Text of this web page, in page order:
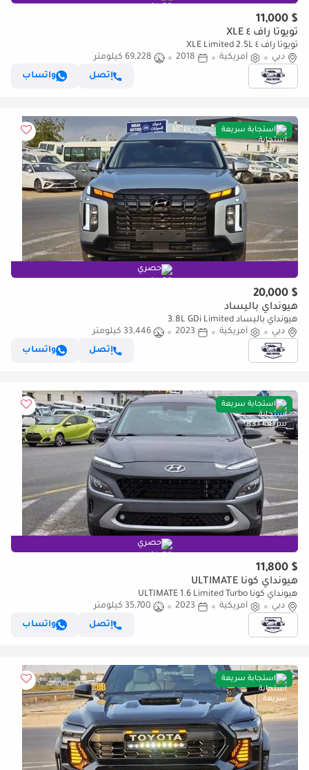
$ 11,000
تويوتا راف ٤ XLE
تويوتا راف ٤ XLE Limited 2.5L
دبي
أمريكية 2018
69,228 كيلومتر
إتصل
واتساب
استجابة سريعة
حصري
$ 20,000
هيونداي باليساد
هيونداي باليساد 3.8L GDi Limited
دبي
أمريكية 2023
33,446 كيلومتر
إتصل
واتساب
استجابة سريعة
حصري
$ 11,800
هيونداي كونا ULTIMATE
هيونداي كونا ULTIMATE 1.6 Limited Turbo
دبي
أمريكية 2023
35,700 كيلومتر
إتصل
واتساب
استجابة سريعة